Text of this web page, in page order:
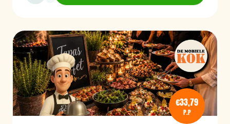
€33,79
P.P